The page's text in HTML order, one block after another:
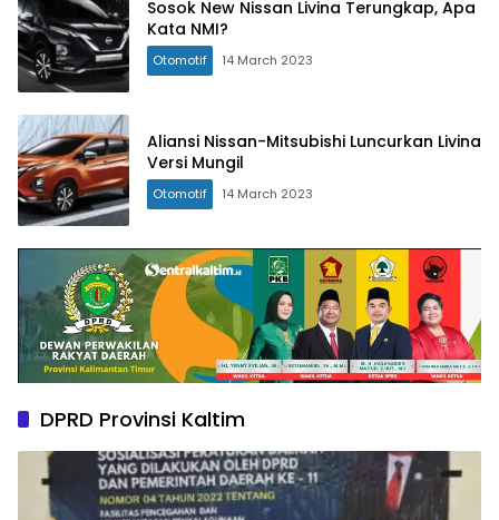
Sosok New Nissan Livina Terungkap, Apa
Kata NMI?
Otomotif 14 March 2023
Aliansi Nissan-Mitsubishi Luncurkan Livina
Versi Mungil
Otomotif 14 March 2023
DPRD Provinsi Kaltim